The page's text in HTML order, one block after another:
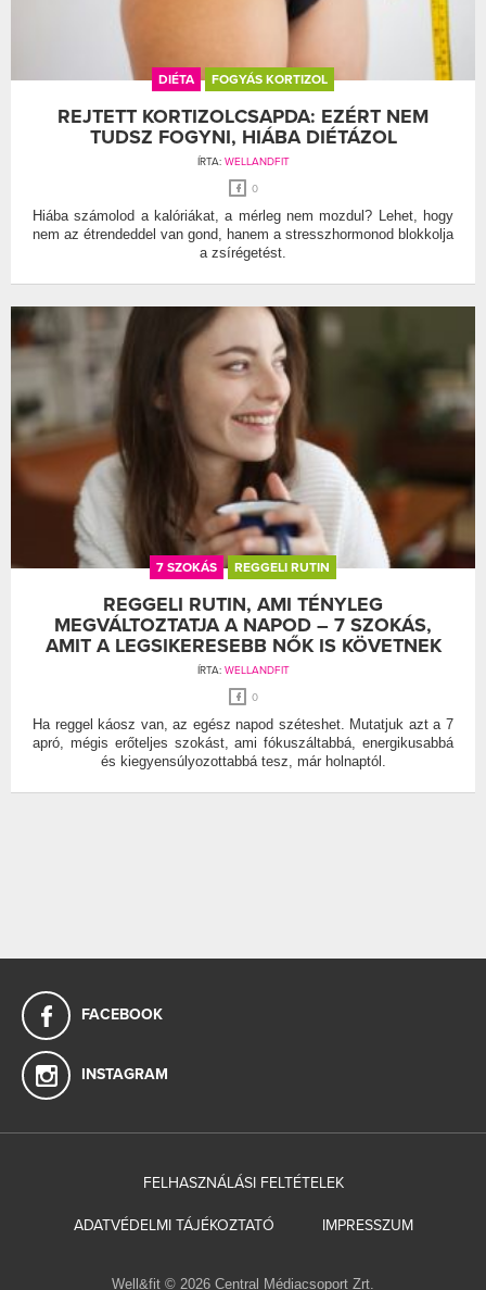
DIÉTA FOGYÁS KORTIZOL
REJTETT KORTIZOLCSAPDA: EZÉRT NEM
TUDSZ FOGYNI, HIÁBA DIÉTÁZOL
ÍRTA: WELLANDFIT
0
Hiába számolod a kalóriákat, a mérleg nem mozdul? Lehet, hogy
nem az étrendeddel van gond, hanem a stresszhormonod blokkolja
a zsírégetést.
7 SZOKÁS REGGELI RUTIN
REGGELI RUTIN, AMI TÉNYLEG
MEGVÁLTOZTATJA A NAPOD – 7 SZOKÁS,
AMIT A LEGSIKERESEBB NŐK IS KÖVETNEK
ÍRTA: WELLANDFIT
0
Ha reggel káosz van, az egész napod széteshet. Mutatjuk azt a 7
apró, mégis erőteljes szokást, ami fókuszáltabbá, energikusabbá
és kiegyensúlyozottabbá tesz, már holnaptól.
FACEBOOK
INSTAGRAM
FELHASZNÁLÁSI FELTÉTELEK
ADATVÉDELMI TÁJÉKOZTATÓ IMPRESSZUM
Well&fit © 2026 Central Médiacsoport Zrt.